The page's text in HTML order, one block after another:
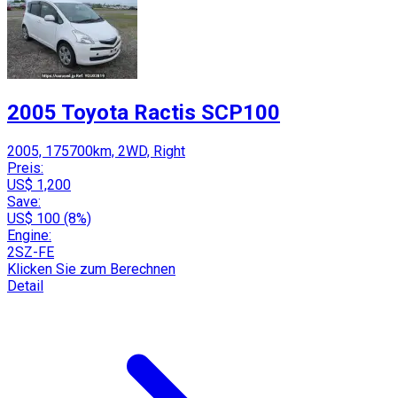
2005 Toyota Ractis SCP100
2005, 175700km, 2WD, Right
Preis:
US$ 1,200
Save:
US$ 100 (8%)
Engine:
2SZ-FE
Klicken Sie zum Berechnen
Detail